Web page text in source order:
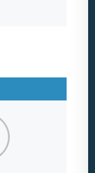
à l’adresse mail :
Vous avez
réclamation auprès